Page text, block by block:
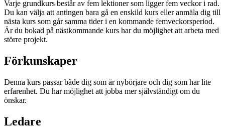
Varje grundkurs består av fem lektioner som ligger fem veckor i rad.
Du kan välja att antingen bara gå en enskild kurs eller anmäla dig till
nästa kurs som går samma tider i en kommande femveckorsperiod.
Är du bokad på nästkommande kurs har du möjlighet att arbeta med
större projekt.
Förkunskaper
Denna kurs passar både dig som är nybörjare och dig som har lite
erfarenhet. Du har möjlighet att jobba mer självständigt om du
önskar.
Ledare